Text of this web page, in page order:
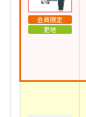
会員限定
更地